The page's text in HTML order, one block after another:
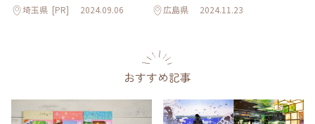
埼玉県 [PR] 2024.09.06 広島県 2024.11.23
おすすめ記事